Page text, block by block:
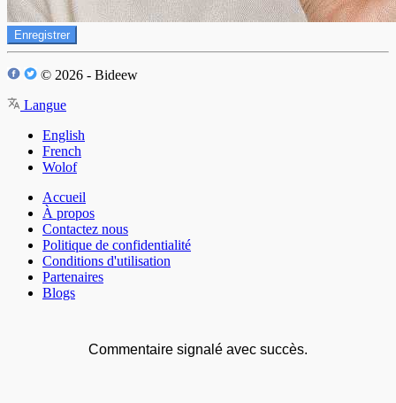
Enregistrer
© 2026 - Bideew
Langue
English
French
Wolof
Accueil
À propos
Contactez nous
Politique de confidentialité
Conditions d'utilisation
Partenaires
Blogs
Commentaire signalé avec succès.